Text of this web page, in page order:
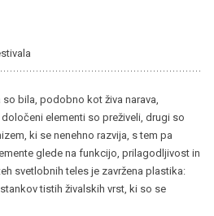
bila, podobno kot živa narava,
elementi so preživeli, drugi so
ki se nenehno razvija, s tem pa
glede na funkcijo, prilagodljivost in
svetlobnih teles je zavržena plastika:
tistih živalskih vrst, ki so se